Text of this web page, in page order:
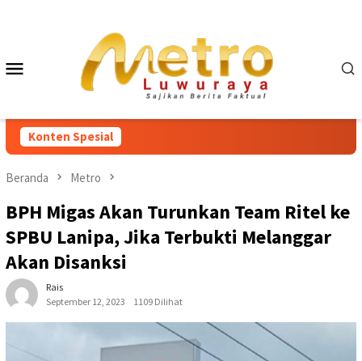
Mobile
Konten Spesial
Beranda Metro
BPH Migas Akan Turunkan Team Ritel ke
SPBU Lanipa, Jika Terbukti Melanggar
Akan Disanksi
Rais
September 12, 2023
1109 Dilihat